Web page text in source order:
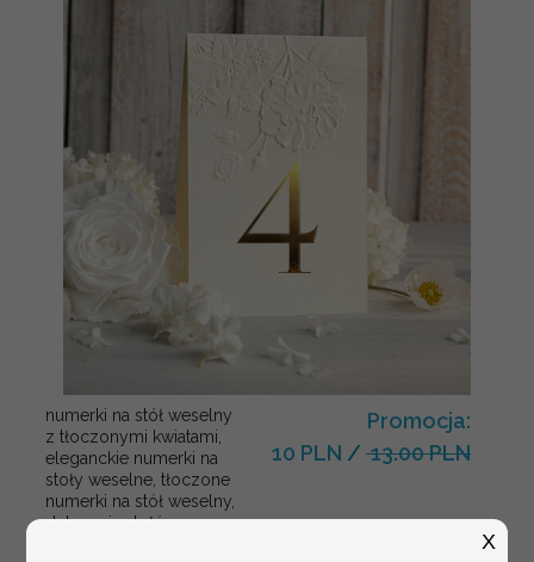
numerki na stół weselny
z tłoczonymi kwiatami,
eleganckie numerki na
stoły weselne, tłoczone
numerki na stół weselny,
dekoracja stołów
Promocja:
10 PLN / 13.00 PLN
X